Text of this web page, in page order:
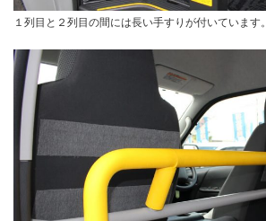
１列目と２列目の間には長い手すりが付いています。